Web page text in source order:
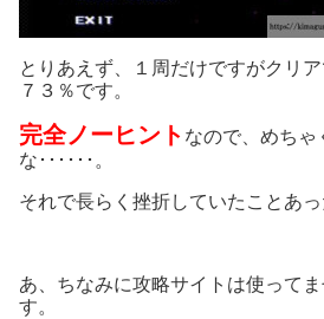
とりあえず、１周だけですがクリ
７３％です。
完全ノーヒント なので、めちゃ
な･･････。
それで長らく挫折していたことあ
あ、ちなみに攻略サイトは使って
す。